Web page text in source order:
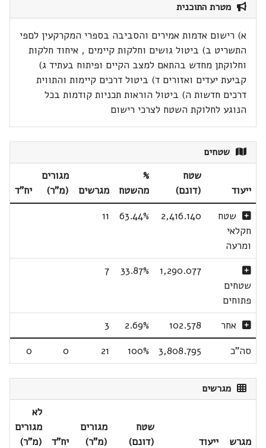
מטרת התוכנית
א) רישום אדמות אמירים והסביבה בספרי המקרקעין לםפי
התשריט ב) ביטול גושים וחלקות קיימים , איחוד חלקות
וחלוקתן מחדש בהתאם למצב הקיים ופיתוח בעתיד ג)
קביעת יעדים ואזורים ד) ביטול דרכים קיימות והתווית
דרכים חדשות ה) ביטול הוראות תכניות קודמות בכל
הנוגע לחלוקת השטח לצרכי רישום
שטחים
ייעוד
שטח
(דונם)
%
מהשטח
מגרשים
מגורים
(מ"ר)
יח"ד
שטח
חקלאי
ומרעה
2,416.140
63.44%
11
שטחים
פתוחים
1,290.077
33.87%
7
אחר 102.578
2.69%
3
סה"כ
3,808.795
100%
21
0
0
מגרשים
מגרש ייעוד
שטח
(דונם)
מגורים
(מ"ר)
יח"ד
לא
מגורים
(מ"ר)